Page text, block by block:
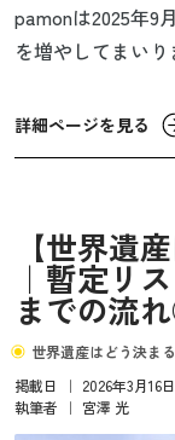
pamonは2025年9
を増やしてまい
も構成資産の解説
ます。引き続き
詳細ページを見る
【世界遺
｜暫定リ
までの流
世界遺産はどう決ま
掲載日
｜ 2026年3月16日
執筆者
｜ 宮澤 光